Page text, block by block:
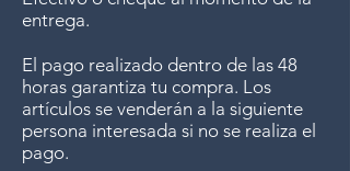
Guadalajara for free but we no
longer offer that service.
Entrega gratis en toda la zona
del Lago de Chapala por
compras de $4000 pesos.
entrega.
El pago realizado dentro de las 48
horas garantiza tu compra. Los
artículos se venderán a la siguiente
persona interesada si no se realiza el
pago.